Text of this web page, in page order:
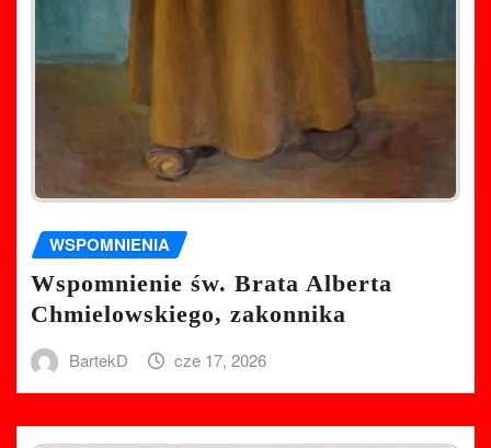
WSPOMNIENIA
Wspomnienie św. Brata Alberta
Chmielowskiego, zakonnika
BartekD cze 17, 2026